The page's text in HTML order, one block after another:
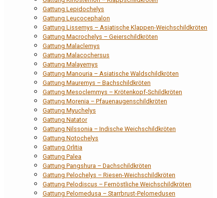
Gattung Lepidochelys
Gattung Leucocephalon
Gattung Lissemys – Asiatische Klappen-Weichschildkröten
Gattung Macrochelys – Geierschildkröten
Gattung Malaclemys
Gattung Malacochersus
Gattung Malayemys
Gattung Manouria – Asiatische Waldschildkröten
Gattung Mauremys – Bachschildkröten
Gattung Mesoclemmys – Krötenkopf-Schildkröten
Gattung Morenia – Pfauenaugenschildkröten
Gattung Myuchelys
Gattung Natator
Gattung Nilssonia – Indische Weichschildkröten
Gattung Notochelys
Gattung Orlitia
Gattung Palea
Gattung Pangshura – Dachschildkröten
Gattung Pelochelys – Riesen-Weichschildkröten
Gattung Pelodiscus – Fernöstliche Weichschildkröten
Gattung Pelomedusa – Starrbrust-Pelomedusen